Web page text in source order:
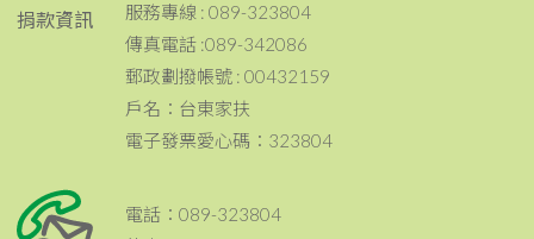
捐款資訊
服務專線 : 089-323804
傳真電話 :089-342086
郵政劃撥帳號 : 00432159
戶名：台東家扶
電子發票愛心碼：323804
電話：089-323804